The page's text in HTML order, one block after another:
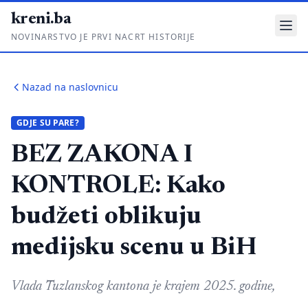
kreni.ba
NOVINARSTVO JE PRVI NACRT HISTORIJE
Ponos i glas
Daljinski u ruke
Romski put
O nama
Impressum
Kontakt
Nazad na naslovnicu
GDJE SU PARE?
BEZ ZAKONA I
KONTROLE: Kako
budžeti oblikuju
medijsku scenu u BiH
Vlada Tuzlanskog kantona je krajem 2025. godine,